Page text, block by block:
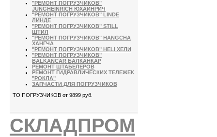
"РЕМОНТ ПОГРУЗЧИКОВ"
JUNGHEINRICH ЮХАЙНРИЧ
"РЕМОНТ ПОГРУЗЧИКОВ" LINDE
ЛИНДЕ
"РЕМОНТ ПОГРУЗЧИКОВ" STILL
ШТИЛ
"РЕМОНТ ПОГРУЗЧИКОВ" HANGCHA
ХАНГЧА
"РЕМОНТ ПОГРУЗЧИКОВ" HELI ХЕЛИ
"РЕМОНТ ПОГРУЗЧИКОВ"
BALKANCAR БАЛКАНКАР
РЕМОНТ ШТАБЕЛЕРОВ
РЕМОНТ ГИДРАВЛИЧЕСКИХ ТЕЛЕЖЕК
"РОКЛА"
ЗАПЧАСТИ ДЛЯ ПОГРУЗЧИКОВ
ТО ПОГРУЗЧИКОВ от 9899 руб.
СКЛАДПРОМ